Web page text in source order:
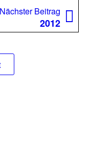
Nächster Beitrag
2012